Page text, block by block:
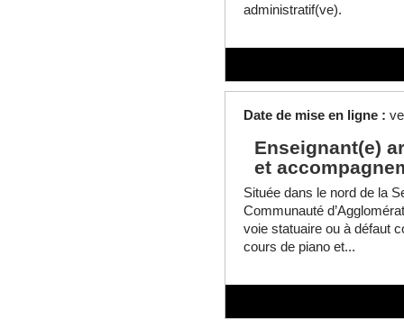
administratif(ve).
Date de mise en ligne :
Enseignant(e)
et
Située dans le nord de la
Communauté
voie statuaire ou à défaut
cours de piano et...